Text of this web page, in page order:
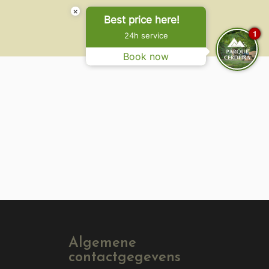
Algemene
contactgegevens
×
Best price here!
24h service
Book now
1